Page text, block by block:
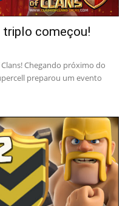
triplo começou!
Chegando próximo do
preparou um evento